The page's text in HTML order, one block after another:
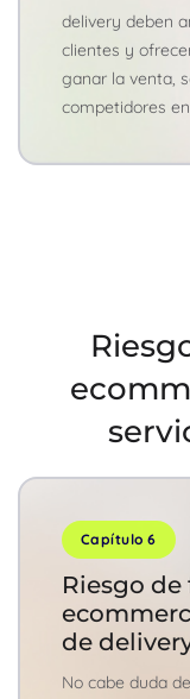
delivery deben
clientes y
ganar la venta,
competidores
Capítulo 6
Riesgo de
de
No cabe duda